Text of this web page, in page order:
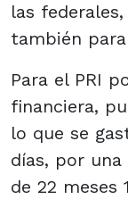
las
también
Para el PRI
financiera,
lo que se
días, por
de 22 meses